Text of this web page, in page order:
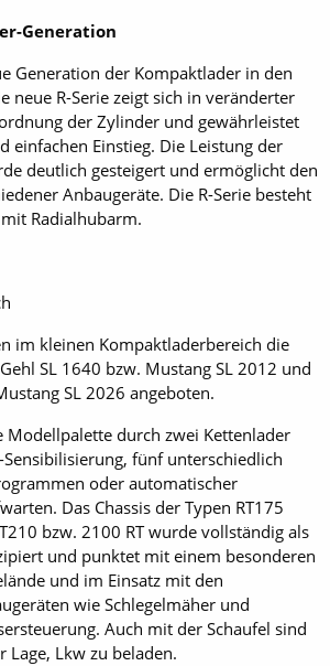
Generation
Generation der Kompaktlader in den
neue R-­Serie zeigt sich in veränderter
der Zylinder und gewährleistet
einfachen Einstieg. Die Leistung der
deutlich gesteigert und ermöglicht den
Anbau­geräte. Die R-Serie besteht
Radialhub­arm.
im kleinen Kompaktladerbereich die
SL 1640 bzw. Mustang SL 2012 und
SL 2026 angeboten.
durch zwei Kettenlader
Sensibilisierung, fünf unterschiedlich
oder automatischer
Das Chassis der Typen RT175
bzw. 2100 RT wurde ­vollständig als
und punktet mit einem besonderen
und im Einsatz mit den
wie Schlegelmäher und
Auch mit der Schaufel sind
Lage, Lkw zu beladen.